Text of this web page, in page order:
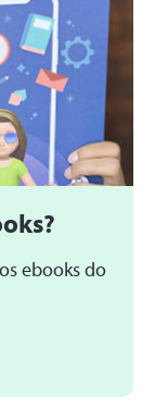
ebooks do